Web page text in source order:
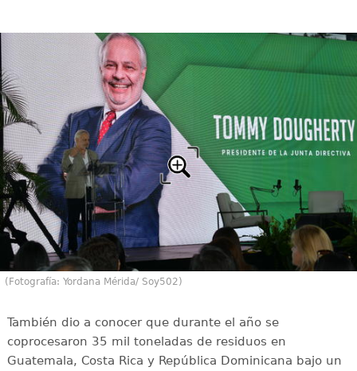
(Fotografía: Yordana Mérida/ Soy502)
También dio a conocer que durante el año se
coprocesaron 35 mil toneladas de residuos en
Guatemala, Costa Rica y República Dominicana bajo un